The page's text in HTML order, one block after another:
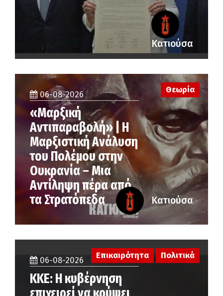
Κατιούσα
06-08-2026
«Μαρξική
Αντιπαραβολή» | Η
Μαρξιστική Ανάλυση
του Πολέμου στην
Ουκρανία – Μια
Αντίληψη πέρα από
τα Στρατόπεδα
Θεωρία
Κατιούσα
06-08-2026
ΚΚΕ: Η κυβέρνηση
Επικαιρότητα Πολιτικά